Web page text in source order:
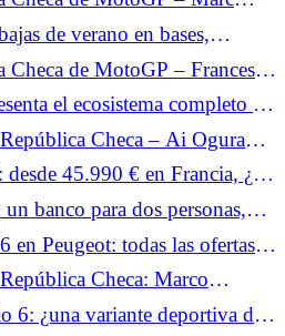
final de la carrera: “La moto
vacía”
de verano en bases,
y packs.
Checa de MotoGP – Francesco
Marc Márquez: “Mi ritmo
rápido”
el ecosistema completo de
Checa – Ai Ogura
de Marc Márquez: “Tenía
45.990 € en Francia, ¿un
el shooting Brake eléctrico?
banco para dos personas,
miniauto urbano eléctrico
en Peugeot: todas las ofertas y
e-208, e-2008 y e-308
Checa: Marco
en Brno tras su caída en
6: ¿una variante deportiva de